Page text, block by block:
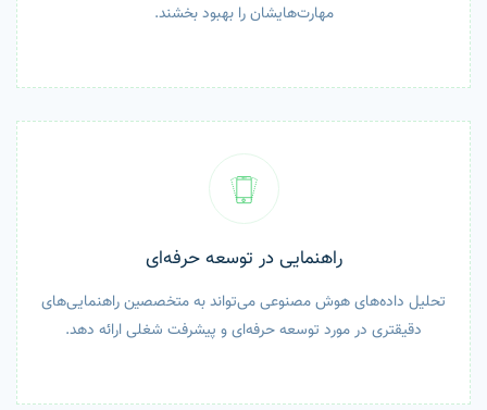
مهارت‌هایشان را بهبود بخشند.
راهنمایی در توسعه حرفه‌ای
تحلیل داده‌های هوش مصنوعی می‌تواند به متخصصین راهنمایی‌های
دقیقتری در مورد توسعه حرفه‌ای و پیشرفت شغلی ارائه دهد.